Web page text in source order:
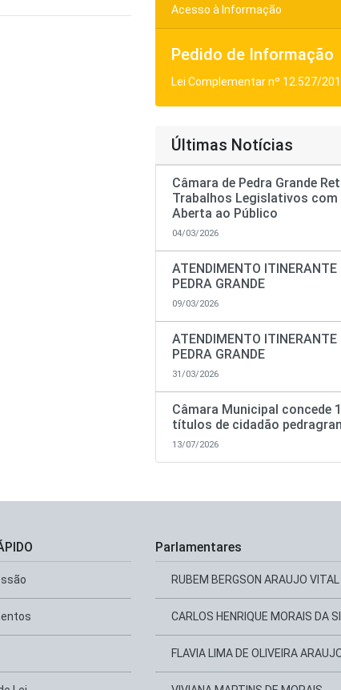
Acesso à Informação
Pedido de Informação
Lei Complementar nº 12.527/
Últimas Notícias
Câmara de Pedra Grande
Trabalhos Legislativos com
Aberta ao Público
04/03/2026
ATENDIMENTO ITINERANTE
PEDRA GRANDE
09/03/2026
ATENDIMENTO ITINERANTE
PEDRA GRANDE
31/03/2026
Câmara Municipal concede
títulos de cidadão
13/07/2026
Parlamentares
RUBEM BERGSON ARAUJO VITAL
CARLOS HENRIQUE MORAIS DA
FLAVIA LIMA DE OLIVEIRA